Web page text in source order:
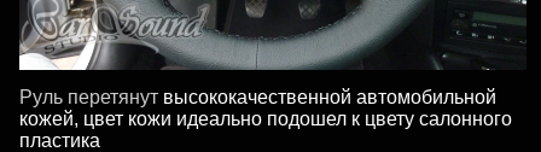
Руль перетянут высококачественной автомобильной
кожей, цвет кожи идеально подошел к цвету салонного
пластика